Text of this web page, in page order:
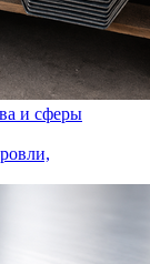
и сферы